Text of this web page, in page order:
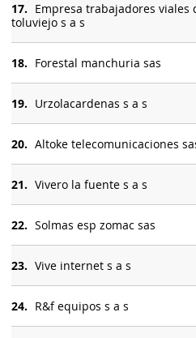
17. Empresa trabajadores viales
toluviejo s a s
18. Forestal manchuria sas
19. Urzolacardenas s a s
20. Altoke telecomunicaciones
21. Vivero la fuente s a s
22. Solmas esp zomac sas
23. Vive internet s a s
24. R&f equipos s a s